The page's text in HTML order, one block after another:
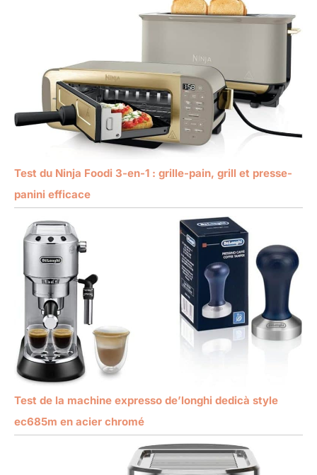
Test du Ninja Foodi 3-en-1 : grille-pain, grill et presse-
panini efficace
Test de la machine expresso de’longhi dedicà style
ec685m en acier chromé